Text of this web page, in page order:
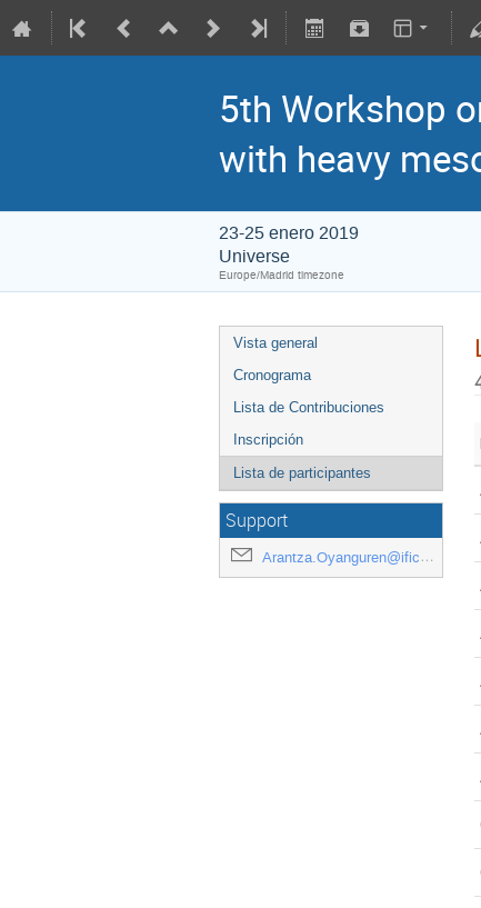
5th Workshop
with heavy
23-25 enero 2019
Universe
Europe/Madrid timezone
Vista general
Cronograma
Lista de Contribuciones
Inscripción
Lista de participantes
Support
Arantza.Oyanguren@ific.uv.es